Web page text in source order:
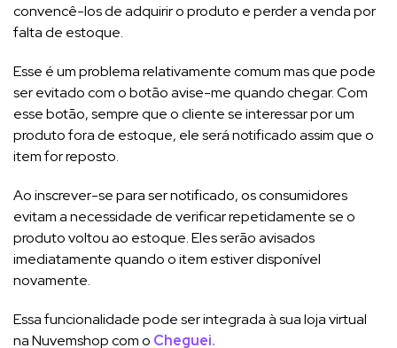
convencê-los de adquirir o produto e perder a venda por
falta de estoque.
Esse é um problema relativamente comum mas que pode
ser evitado com o botão avise-me quando chegar. Com
esse botão, sempre que o cliente se interessar por um
produto fora de estoque, ele será notificado assim que o
item for reposto.
Ao inscrever-se para ser notificado, os consumidores
evitam a necessidade de verificar repetidamente se o
produto voltou ao estoque. Eles serão avisados
imediatamente quando o item estiver disponível
novamente.
Essa funcionalidade pode ser integrada à sua loja virtual
na Nuvemshop com o Cheguei.